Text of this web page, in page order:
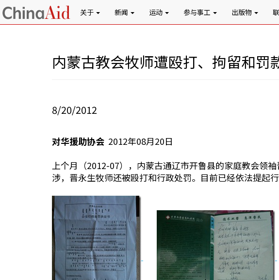
关于 新闻 运动 参与事工 出版物
内蒙古教会牧师遭殴打、拘留和罚
8/20/2012
对华援助协会 2012年08月20日
上个月（2012-07），内蒙古通辽市开鲁县的家庭教会领
涉，晋永生牧师还被殴打和行政处罚。目前已经依法提起行